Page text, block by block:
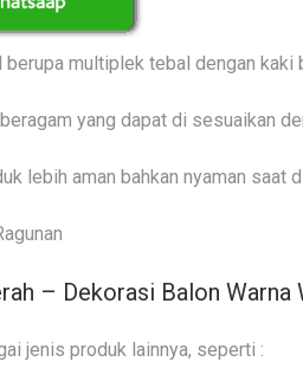
multiplek tebal dengan kaki
yang dapat di sesuaikan
lebih aman bahkan nyaman saat
– Dekorasi Balon Warna
jenis produk lainnya, seperti :